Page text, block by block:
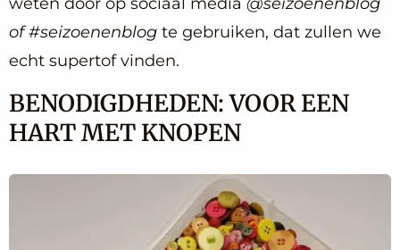
of #seizoenenblog te gebruiken, dat zullen we
echt supertof vinden.
BENODIGDHEDEN: VOOR EEN
HART MET KNOPEN